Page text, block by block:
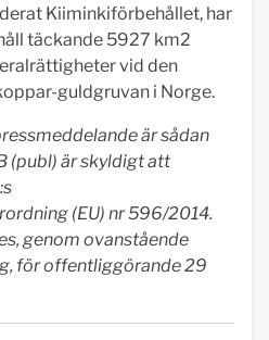
Kiiminkiförbehållet, har
täckande 5927 km2
vid den
guldgruvan i Norge.
är sådan
(publ) är skyldigt att
(EU) nr 596/2014.
genom ovanstående
för offentliggörande 29